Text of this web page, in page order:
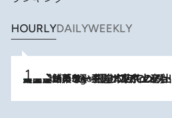
HOURLYDAILYWEEKLY
2 Hours Ago
【間違いのない王道・東京土産】資生堂パーラー 銀座本店でのみ出会える銘菓5選《極上プディング・濃厚チーズケーキ・ボンボンショコラほか》